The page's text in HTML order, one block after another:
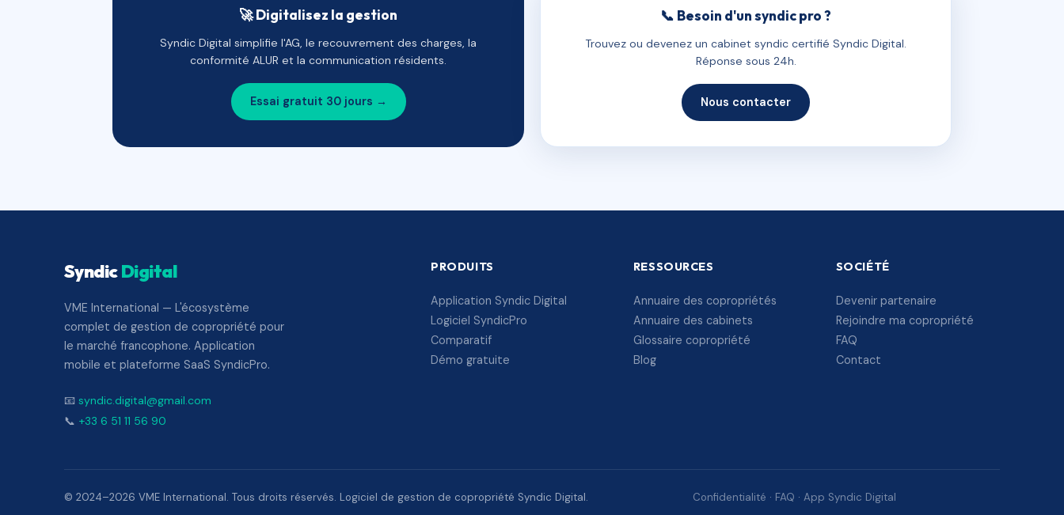
🚀 Digitalisez la gestion
Syndic Digital simplifie l'AG, le recouvrement des charges, la
conformité ALUR et la communication résidents.
Essai gratuit 30 jours →
📞 Besoin d'un syndic pro ?
Trouvez ou devenez un cabinet syndic certifié Syndic Digital.
Réponse sous 24h.
Nous contacter
SyndicDigital
VME International — L'écosystème
complet de gestion de copropriété pour
le marché francophone. Application
mobile et plateforme SaaS SyndicPro.
📧 syndic.digital@gmail.com
📞 +33 6 51 11 56 90
PRODUITS
Application Syndic Digital
Logiciel SyndicPro
Comparatif
Démo gratuite
RESSOURCES
Annuaire des copropriétés
Annuaire des cabinets
Glossaire copropriété
Blog
SOCIÉTÉ
Devenir partenaire
Rejoindre ma copropriété
FAQ
Contact
© 2024–2026 VME International. Tous droits réservés. Logiciel de gestion de copropriété Syndic Digital. Confidentialité · FAQ · App Syndic Digital